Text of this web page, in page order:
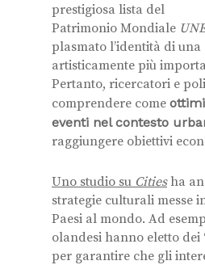
prestigiosa lista del
Patrimonio Mondiale
plasmato l’identità di
artisticamente più
Pertanto, ricercatori e
comprendere come
eventi nel contesto
raggiungere obiettivi
Uno studio su Citiesha
strategie culturali messe
Paesi al mondo. Ad
olandesi hanno eletto dei
per garantire che gli